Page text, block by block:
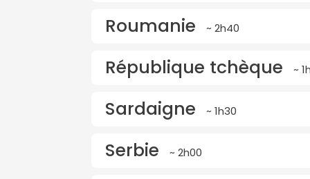
Roumanie ~ 2h40
République tchèque ~
Sardaigne ~ 1h30
Serbie ~ 2h00